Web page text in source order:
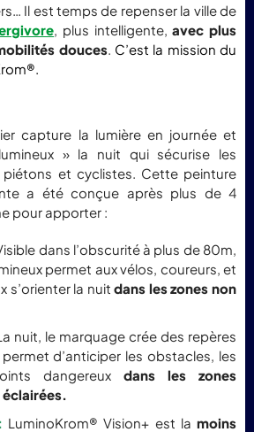
Il est temps de repenser la ville de
, plus intelligente,avec plus
douces. C’est la mission du
capture la lumière en journée et
» la nuit qui sécurise les
et cyclistes. Cette peinture
a été conçue après plus de 4
pour apporter :
dans l’obscurité à plus de 80m,
permet aux vélos, coureurs, et
s’orienter la nuit dans les zones non
nuit, le marquage crée des repères
d’anticiper les obstacles, les
dangereux dans les zones
.
LuminoKrom® Vision+ est la moins